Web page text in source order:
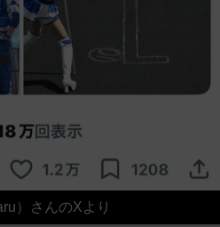
）さんのXより